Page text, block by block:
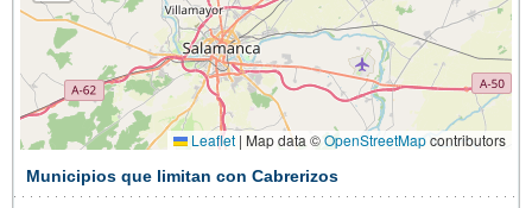
Leaflet | Map data ©OpenStreetMapcontributors
Municipios que limitan con Cabrerizos